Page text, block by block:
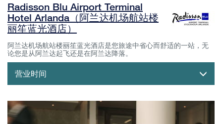
Radisson Blu Airport Terminal
Hotel Arlanda（阿兰达机场航站楼
丽笙蓝光酒店）
阿兰达机场航站楼丽笙蓝光酒店是您旅途中省心而舒适的一站，无
论您是从阿兰达起飞还是在阿兰达降落。
营业时间